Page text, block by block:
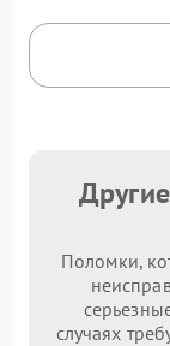
Поломки,
случаях